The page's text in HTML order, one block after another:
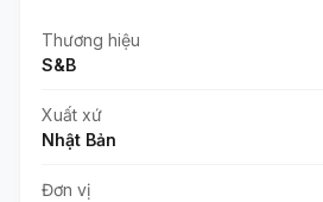
Thương hiệu
S&B
Xuất xứ
Nhật Bản
Đơn vị